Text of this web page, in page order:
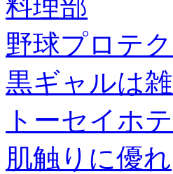
料理部
野球プロテ
黒ギャルは
トーセイホ
肌触りに優れ